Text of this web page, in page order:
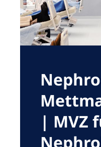
Romania
Russia
Serbia
Slovenia
Switzerland
| MVZ